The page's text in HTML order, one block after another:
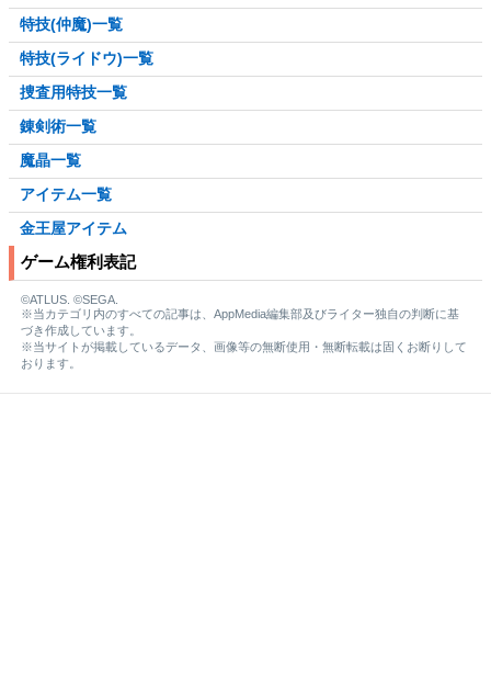
特技(仲魔)一覧
特技(ライドウ)一覧
捜査用特技一覧
錬剣術一覧
魔晶一覧
アイテム一覧
金王屋アイテム
ゲーム権利表記
©ATLUS. ©SEGA.
※当カテゴリ内のすべての記事は、AppMedia編集部及びライター独自の判断に基
づき作成しています。
※当サイトが掲載しているデータ、画像等の無断使用・無断転載は固くお断りして
おります。